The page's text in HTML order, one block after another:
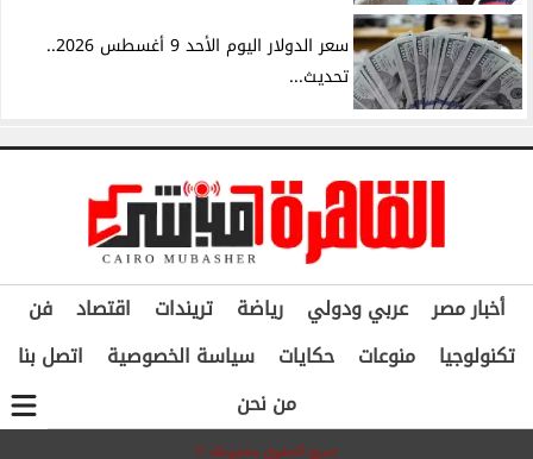
سعر الدولار اليوم الأحد 9 أغسطس 2026..
تحديث...
أخبار مصر عربي ودولي رياضة تريندات اقتصاد
فن
تكنولوجيا
منوعات حكايات سياسة الخصوصية
اتصل بنا
من نحن
جميع الحقوق محفوظة ©